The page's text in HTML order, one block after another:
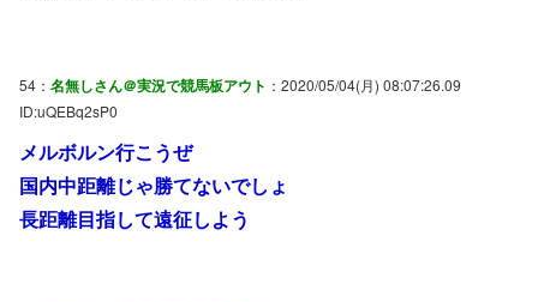
54： 名無しさん＠実況で競馬板アウト ：2020/05/04(月) 08:07:26.09
ID:uQEBq2sP0
メルボルン行こうぜ
国内中距離じゃ勝てないでしょ
長距離目指して遠征しよう